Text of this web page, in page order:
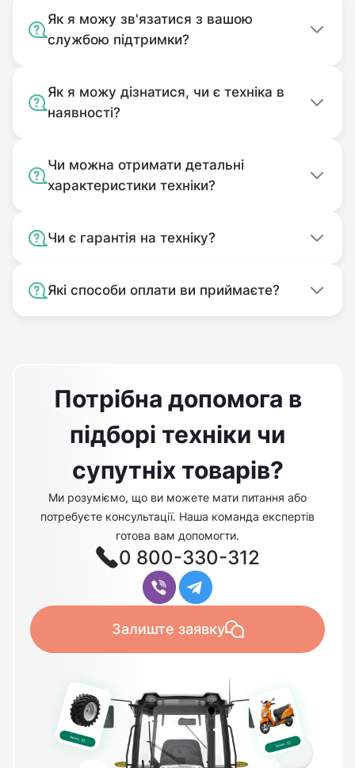
Як я можу зв'язатися з вашою
службою підтримки?
Як я можу дізнатися, чи є техніка в
наявності?
Чи можна отримати детальні
характеристики техніки?
Чи є гарантія на техніку?
Які способи оплати ви приймаєте?
Потрібна допомога в
підборі техніки чи
супутніх товарів?
Ми розуміємо, що ви можете мати питання або
потребуєте консультації. Наша команда експертів
готова вам допомогти.
0 800-330-312
Залиште заявку